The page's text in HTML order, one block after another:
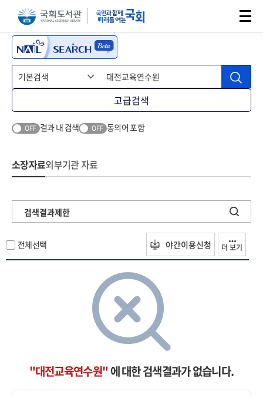
본문 바로가기주메뉴 바로가기
고급검색
OFF 결과 내 검색 OFF 동의어 포함
소장자료외부기관 자료
검색결과제한
전체선택 야간이용신청 더 보기
"대전교육연수원"에 대한 검색결과가 없습니다.